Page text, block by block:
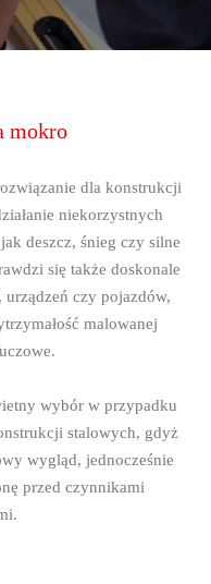
mokro
dla konstrukcji
niekorzystnych
deszcz, śnieg czy silne
się także doskonale
czy pojazdów,
malowanej
wybór w przypadku
stalowych, gdyż
wygląd, jednocześnie
przed czynnikami